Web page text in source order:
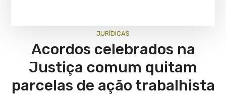
JURÍ­DICAS
Acordos celebrados na
Justiça comum quitam
parcelas de ação trabalhista